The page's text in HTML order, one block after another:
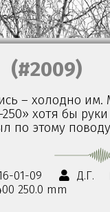
(#2009)
– холодно
хотя бы
по этому
01-09 Д.Г.
250.0 mm